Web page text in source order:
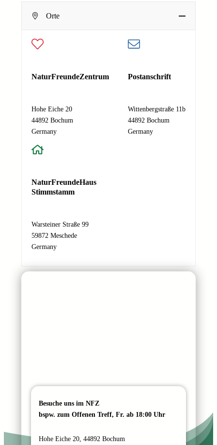
E
-
M
l
d
r
e
s
a
N
a
c
r
Nachricht*
Absenden
Orte
NaturFreundeZentrum
Hohe Eiche 20
44892 Bochum
Germany
Postanschrift
Wittenbergstraße 11b
44892 Bochum
Germany
NaturFreundeHaus
Stimmstamm
Warsteiner Straße 99
59872 Meschede
Germany
Besuche uns im NFZ
bspw. zum Offenen Treff, Fr. ab 18:00 Uhr
Hohe Eiche 20, 44892 Bochum